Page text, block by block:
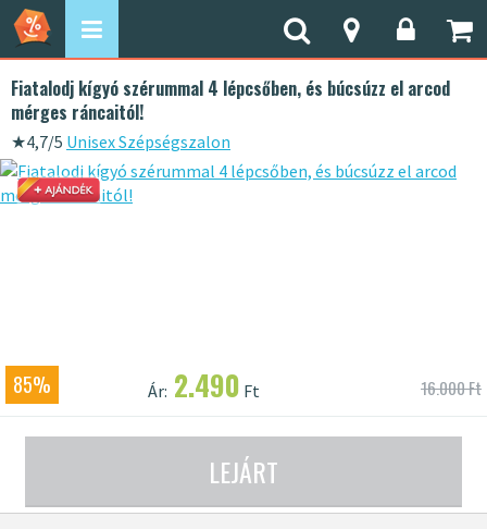
Fiatalodj kígyó szérummal 4 lépcsőben, és búcsúzz el arcod
mérges ráncaitól!
★4,7/5 Unisex Szépségszalon
85% Ár: 2.490 Ft 16.000 Ft
LEJÁRT